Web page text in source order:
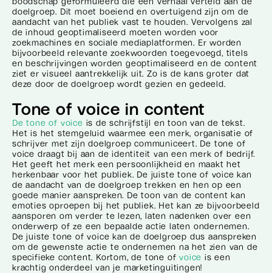
doelgroep. Dit moet boeiend en overtuigend zijn om de
aandacht van het publiek vast te houden. Vervolgens zal
de inhoud geoptimaliseerd moeten worden voor
zoekmachines en sociale mediaplatformen. Er worden
bijvoorbeeld relevante zoekwoorden toegevoegd, titels
en beschrijvingen worden geoptimaliseerd en de content
ziet er visueel aantrekkelijk uit. Zo is de kans groter dat
deze door de doelgroep wordt gezien en gedeeld.
Tone of voice in content
De tone of voice is de schrijfstijl en toon van de tekst.
Het is het stemgeluid waarmee een merk, organisatie of
schrijver met zijn doelgroep communiceert. De tone of
voice draagt bij aan de identiteit van een merk of bedrijf.
Het geeft het merk een persoonlijkheid en maakt het
herkenbaar voor het publiek. De juiste tone of voice kan
de aandacht van de doelgroep trekken en hen op een
goede manier aanspreken. De toon van de content kan
emoties oproepen bij het publiek. Het kan ze bijvoorbeeld
aansporen om verder te lezen, laten nadenken over een
onderwerp of ze een bepaalde actie laten ondernemen.
De juiste tone of voice kan de doelgroep dus aanspreken
om de gewenste actie te ondernemen na het zien van de
specifieke content. Kortom, de tone ofvoice is een
krachtig onderdeel van je marketinguitingen!